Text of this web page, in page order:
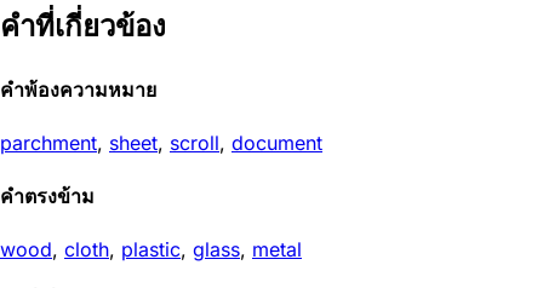
คำที่เกี่ยวข้อง
คำพ้องความหมาย
parchment, sheet, scroll, document
คำตรงข้าม
wood, cloth, plastic, glass, metal